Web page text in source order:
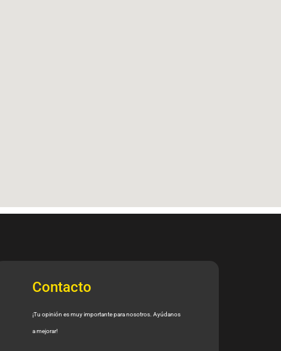
Contacto
¡Tu opinión es muy importante para nosotros. Ayúdanos
a mejorar!